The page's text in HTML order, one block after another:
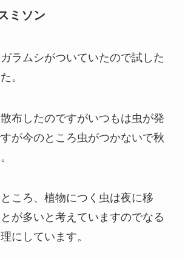
ミソン
ラムシがついていたので試した
。
布したのですがいつもは虫が発
が今のところ虫がつかないで秋
ころ、植物につく虫は夜に移
が多いと考えていますのでなる
にしています。